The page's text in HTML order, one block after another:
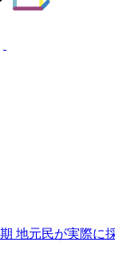
地元民が実際に